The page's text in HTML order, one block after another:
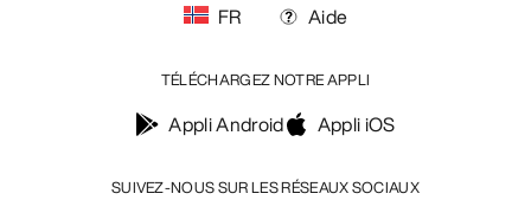
SUIVEZ-NOUS SUR LES RÉSEAUX SOCIAUX
FR Aide
TÉLÉCHARGEZ NOTRE APPLI
Appli Android Appli iOS